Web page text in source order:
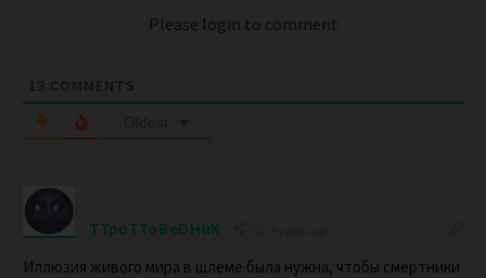
Please login to comment
TTpoTToBeDHuK
Иллюзия живого мира в шлеме была нужна, чтобы смертники